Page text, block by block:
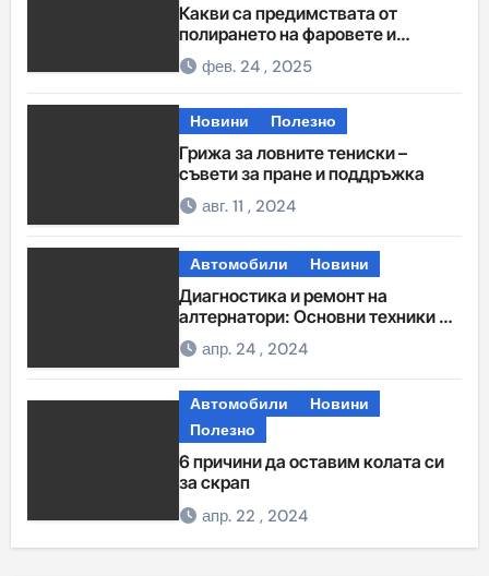
Какви са предимствата от
полирането на фаровете и
полагането на защитно фолио?
фев. 24 , 2025
Новини Полезно
Грижа за ловните тениски –
съвети за пране и поддръжка
авг. 11 , 2024
Автомобили Новини
Диагностика и ремонт на
алтернатори: Основни техники и
процедури
апр. 24 , 2024
Автомобили
Новини
Полезно
6 причини да оставим колата си
за скрап
апр. 22 , 2024